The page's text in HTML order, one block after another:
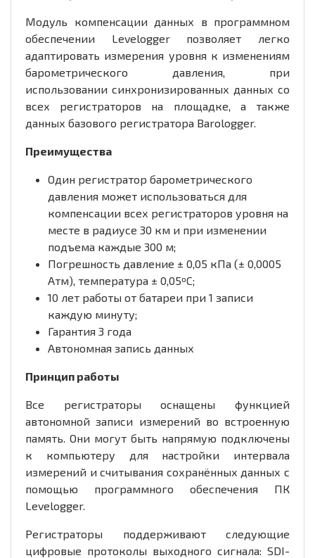
Модуль компенсации данных в программном
обеспечении Levelogger позволяет легко
адаптировать измерения уровня к изменениям
барометрического давления, при
использовании синхронизированных данных со
всех регистраторов на площадке, а также
данных базового регистратора Barologger.
Преимущества
Один регистратор барометрического
давления может использоваться для
компенсации всех регистраторов уровня на
месте в радиусе 30 км и при изменении
подъема каждые 300 м;
Погрешность давление ± 0,05 кПа (± 0,0005
Атм), температура ± 0,05ºC;
10 лет работы от батареи при 1 записи
каждую минуту;
Гарантия 3 года
Автономная запись данных
Принцип работы
Все регистраторы оснащены функцией
автономной записи измерений во встроенную
память. Они могут быть напрямую подключены
к компьютеру для настройки интервала
измерений и считывания сохранённых данных с
помощью программного обеспечения ПК
Levelogger.
Регистраторы поддерживают следующие
цифровые протоколы выходного сигнала: SDI-